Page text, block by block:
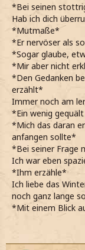
*Bei seinen
Hab ich dich
*Mutmaße*
*Er nervöser als
*Sogar glaube,
*Mir aber nicht
*Den Gedanken
erzählt*
Immer noch am
*Ein wenig
*Mich das daran
anfangen sollte*
*Bei seiner Frage
Ich war eben
*Ihm erzähle*
Ich liebe das
noch ganz lange
*Mit einem Blick